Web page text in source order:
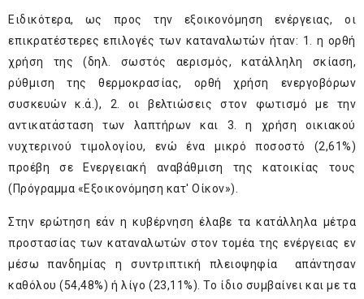
Ειδικότερα, ως προς την εξοικονόμηση ενέργειας, οι
επικρατέστερες επιλογές των καταναλωτών ήταν: 1. η ορθή
χρήση της (δηλ. σωστός αερισμός, κατάλληλη σκίαση,
ρύθμιση της θερμοκρασίας, ορθή χρήση ενεργοβόρων
συσκευών κ.ά.), 2. οι βελτιώσεις στον φωτισμό με την
αντικατάσταση των λαπτήρων και 3. η χρήση οικιακού
νυχτερινού τιμολογίου, ενώ ένα μικρό ποσοστό (2,61%)
προέβη σε Ενεργειακή αναβάθμιση της κατοικίας τους
(Πρόγραμμα «Εξοικονόμηση κατ' Οίκον»).
Στην ερώτηση εάν η κυβέρνηση έλαβε τα κατάλληλα μέτρα
προστασίας των καταναλωτών στον τομέα της ενέργειας εν
μέσω πανδημίας η συντριπτική πλειοψηφία απάντησαν
καθόλου (54,48%) ή λίγο (23,11%). Το ίδιο συμβαίνει και με τα